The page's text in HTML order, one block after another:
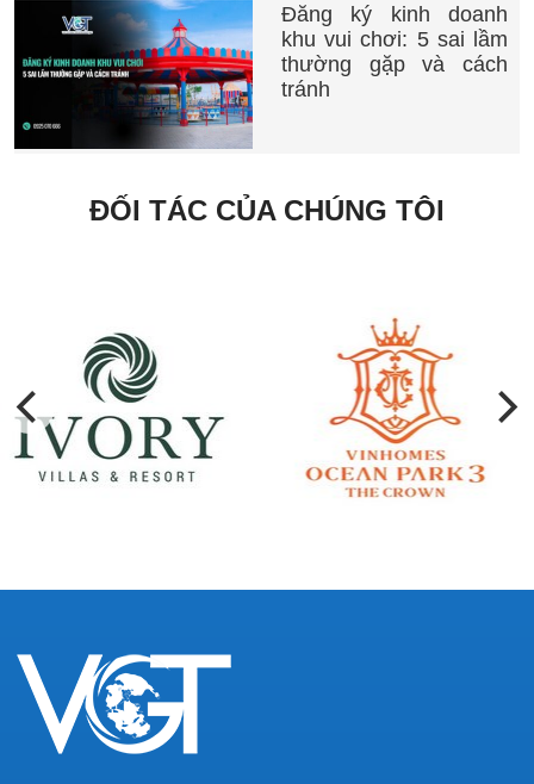
Đăng ký kinh doanh
khu vui chơi: 5 sai lầm
thường gặp và cách
tránh
ĐỐI TÁC CỦA CHÚNG TÔI